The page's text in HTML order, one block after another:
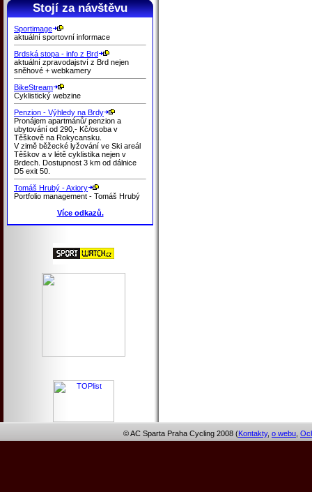
Stojí za návštěvu
Sportimage
aktuální sportovní informace
Brdská stopa - info z Brd
aktuální zpravodajství z Brd nejen
sněhové + webkamery
BikeStream
Cyklistický webzine
Penzion - Výhledy na Brdy
Pronájem apartmánů/ penzion a
ubytování od 290,- Kč/osoba v
Těškově na Rokycansku.
V zimě běžecké lyžování ve Ski areál
Těškov a v létě cyklistika nejen v
Brdech. Dostupnost 3 km od dálnice
D5 exit 50.
Tomáš Hrubý - Axiory
Portfolio management - Tomáš Hrubý
Více odkazů.
© AC Sparta Praha Cycling 2008 (Kontakty, o webu